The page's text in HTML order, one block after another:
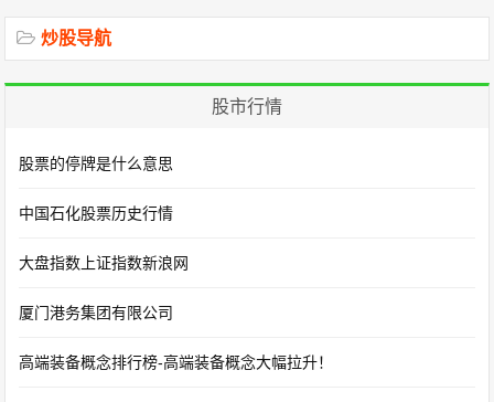
炒股导航
股市行情
股票的停牌是什么意思
中国石化股票历史行情
大盘指数上证指数新浪网
厦门港务集团有限公司
高端装备概念排行榜-高端装备概念大幅拉升！